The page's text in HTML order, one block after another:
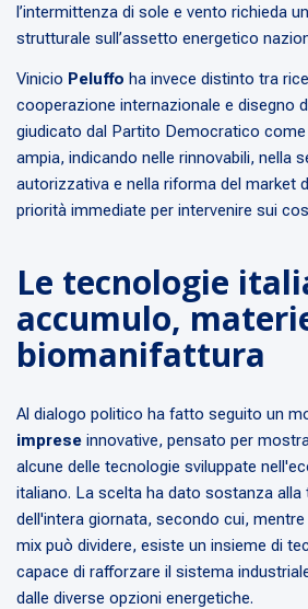
l’intermittenza di sole e vento richieda
strutturale sull’assetto energetico
Vinicio Peluffo ha invece distinto tra
cooperazione internazionale e disegno
giudicato dal Partito Democratico
ampia, indicando nelle rinnovabili, nella
autorizzativa e nella riforma del market
priorità immediate per intervenire sui
Le tecnologie
accumulo,
biomanifattura
Al dialogo politico ha fatto seguito un
imprese innovative, pensato per
alcune delle tecnologie sviluppate
italiano. La scelta ha dato sostanza alla
dell'intera giornata, secondo cui,
mix può dividere, esiste un insieme di
capace di rafforzare il sistema
dalle diverse opzioni energetiche.